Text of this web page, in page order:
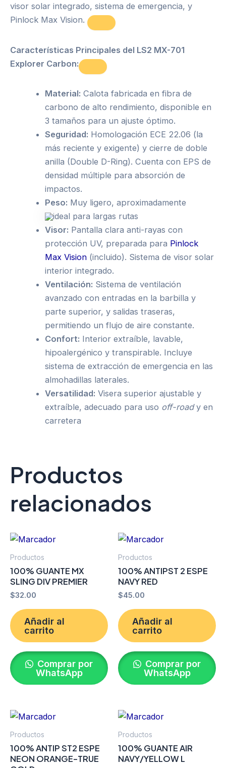
visor solar integrado, sistema de emergencia, y
Pinlock Max Vision.
Características Principales del LS2 MX-701
Explorer Carbon:
Material: Calota fabricada en fibra de
carbono de alto rendimiento, disponible en
3 tamaños para un ajuste óptimo.
Seguridad: Homologación ECE 22.06 (la
más reciente y exigente) y cierre de doble
anilla (Double D-Ring). Cuenta con EPS de
densidad múltiple para absorción de
impactos.
Peso: Muy ligero, aproximadamente
ideal para largas rutas
Visor: Pantalla clara anti-rayas con
protección UV, preparada para Pinlock
Max Vision (incluido). Sistema de visor solar
interior integrado.
Ventilación: Sistema de ventilación
avanzado con entradas en la barbilla y
parte superior, y salidas traseras,
permitiendo un flujo de aire constante.
Confort: Interior extraíble, lavable,
hipoalergénico y transpirable. Incluye
sistema de extracción de emergencia en las
almohadillas laterales.
Versatilidad: Visera superior ajustable y
extraíble, adecuado para uso off-roady en
carretera
Productos
relacionados
Productos
100% GUANTE MX
SLING DIV PREMIER
$32.00
Añadir al
carrito
Comprar por
WhatsApp
Productos
100% ANTIPST 2 ESPE
NAVY RED
$45.00
Añadir al
carrito
Comprar por
WhatsApp
Productos
100% ANTIP ST2 ESPE
NEON ORANGE-TRUE
Productos
100% GUANTE AIR
NAVY/YELLOW L